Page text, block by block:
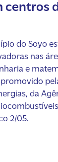
centros
do Soyo
nas
e
da
2/05.